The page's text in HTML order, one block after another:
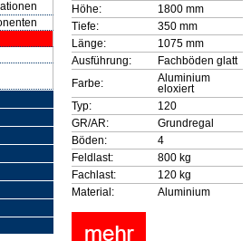
Höhe:
1800 mm
Tiefe:
350 mm
Länge:
1075 mm
Ausführung:
Fachböden glatt
Farbe:
Aluminium
eloxiert
Typ:
120
GR/AR:
Grundregal
Böden:
4
Feldlast:
800 kg
Fachlast:
120 kg
Material:
Aluminium